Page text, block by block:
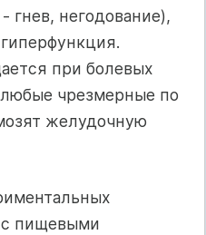
гнев, негодование),
при болевых
чрезмерные по
желудочную
с пищевыми